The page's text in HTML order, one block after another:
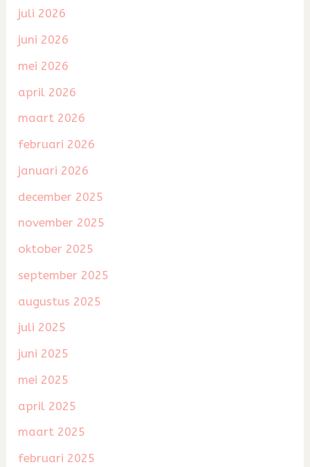
juli 2026
juni 2026
mei 2026
april 2026
maart 2026
februari 2026
januari 2026
december 2025
november 2025
oktober 2025
september 2025
augustus 2025
juli 2025
juni 2025
mei 2025
april 2025
maart 2025
februari 2025